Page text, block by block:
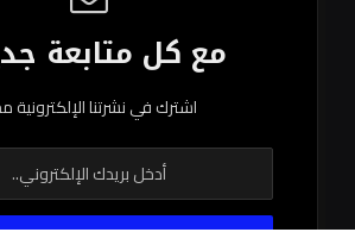
مع كل متابعة
اشترك في نشرتنا الإلكترونية